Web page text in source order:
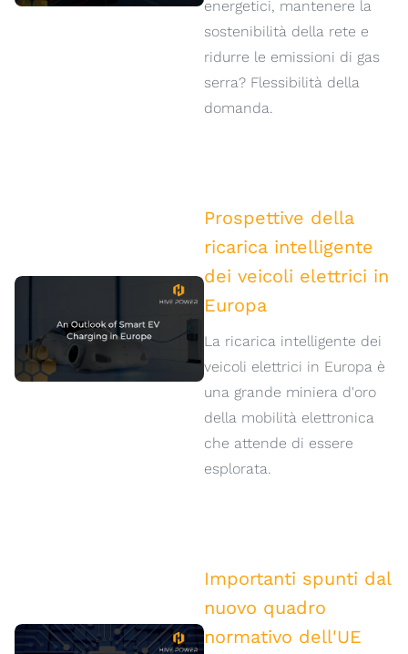
energetici, mantenere la
sostenibilità della rete e
ridurre le emissioni di gas
serra? Flessibilità della
domanda.
Prospettive della
ricarica intelligente
dei veicoli elettrici in
Europa
La ricarica intelligente dei
veicoli elettrici in Europa è
una grande miniera d'oro
della mobilità elettronica
che attende di essere
esplorata.
Importanti spunti dal
nuovo quadro
normativo dell'UE